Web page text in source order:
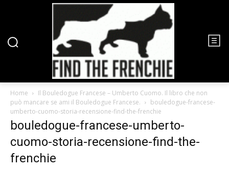
Home
Il Bouledogue Francese – Umberto Cuomo. Il libro che non
può mancare se ami il Bouledogue Francese.
bouledogue-francese-
umberto-cuomo-storia-recensione-find-the-frenchie
bouledogue-francese-umberto-
cuomo-storia-recensione-find-the-
frenchie